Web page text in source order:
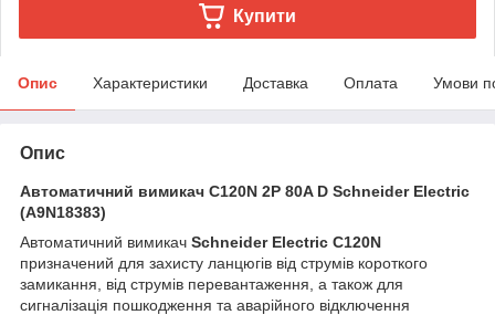
Купити
Опис Характеристики Доставка Оплата Умови
Опис
Автоматичний вимикач C120N 2P 80A D Schneider Electric
(A9N18383)
Автоматичний вимикач Schneider Electric C120N
призначений для захисту ланцюгів від струмів короткого
замикання, від струмів перевантаження, а також для
сигналізація пошкодження та аварійного відключення